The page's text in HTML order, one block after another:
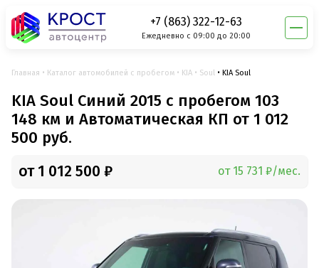
+7 (863) 322-12-63
Ежедневно с 09:00 до 20:00
Главная Каталог автомобилей с пробегом KIA Soul KIA Soul
KIA Soul Синий 2015 с пробегом 103
148 км и Автоматическая КП от 1 012
500 руб.
от 1 012 500 ₽ от 15 731 ₽/мес.